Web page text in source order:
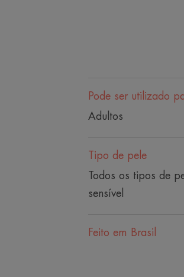
Pode ser utilizado
Adultos
Tipo de pele
Todos os tipos de
sensível
Feito em Brasil